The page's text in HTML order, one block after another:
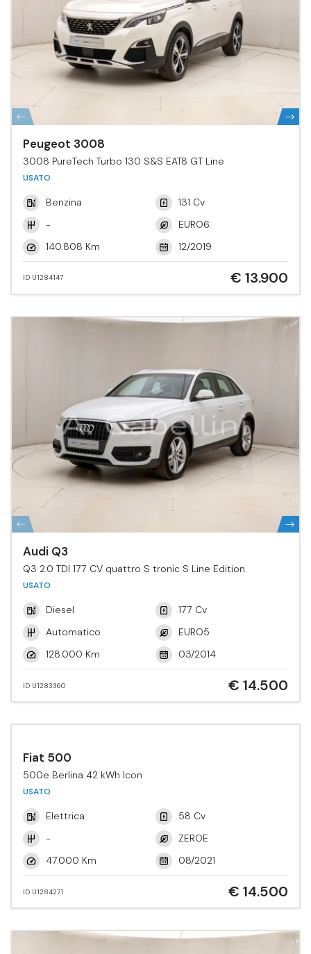
Peugeot 3008
3008 PureTech Turbo 130 S&S EAT8 GT Line
USATO
Benzina
131 Cv
-
EURO6.
140.808 Km
12/2019
ID U1284147 € 13.900
Audi Q3
Q3 2.0 TDI 177 CV quattro S tronic S Line Edition
USATO
Diesel
177 Cv
Automatico
EURO5
128.000 Km
03/2014
ID U1283360 € 14.500
Fiat 500
500e Berlina 42 kWh Icon
USATO
Elettrica
58 Cv
-
ZEROE
47.000 Km
08/2021
ID U1284271 € 14.500